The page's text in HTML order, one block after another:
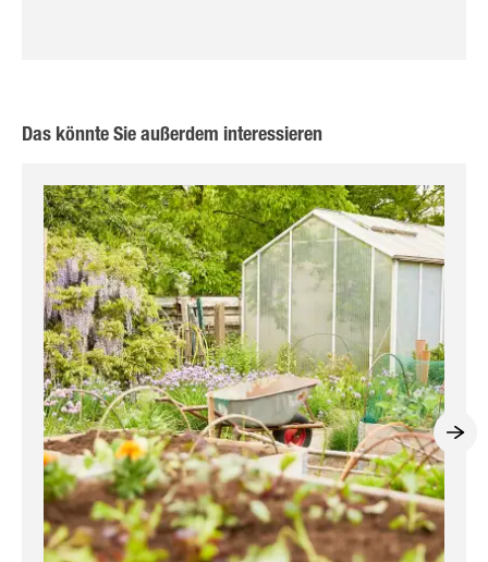
Das könnte Sie außerdem interessieren